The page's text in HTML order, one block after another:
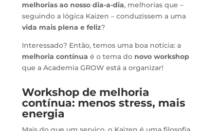
melhorias ao nosso dia-a-dia, melhorias que –
seguindo a lógica Kaizen – conduzissem a uma
vida mais plena e feliz?
Interessado? Então, temos uma boa notícia: a
melhoria contínua é o tema do novo workshop
que a Academia GROW está a organizar!
Workshop de melhoria
contínua: menos stress, mais
energia